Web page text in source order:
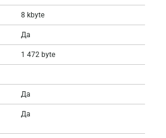
8 kbyte
Да
1 472 byte
Да
Да